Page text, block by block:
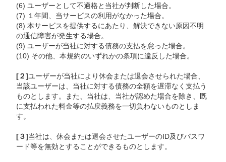
(6) ユーザーとして不適格と当社が判断した場合。
(7) １年間、当サービスの利用がなかった場合。
(8) 本サービスを提供するにあたり、解決できない原因不明
の通信障害が発生する場合。
(9) ユーザーが当社に対する債務の支払を怠った場合。
(10) その他、本規約のいずれかの条項に違反した場合。
[２] ユーザーが当社により休会または退会させられた場合、
当該ユーザーは、当社に対する債務の全額を遅滞なく支払う
ものとします。また、当社は、当社が認めた場合を除き、既
に支払われた料金等の払戻義務を一切負わないものとしま
す。
[３] 当社は、休会または退会させたユーザーのID及びパスワ
ード等を無効とすることができるものとします。